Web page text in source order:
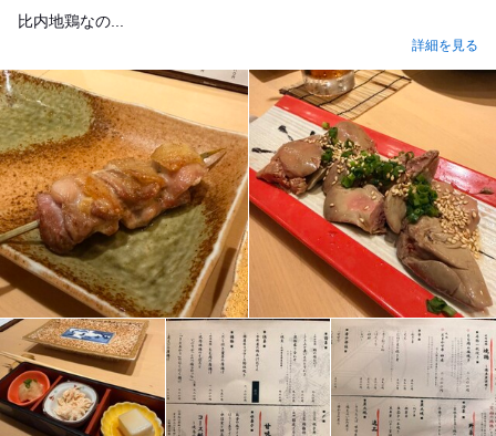
比内地鶏なの...
詳細を見る